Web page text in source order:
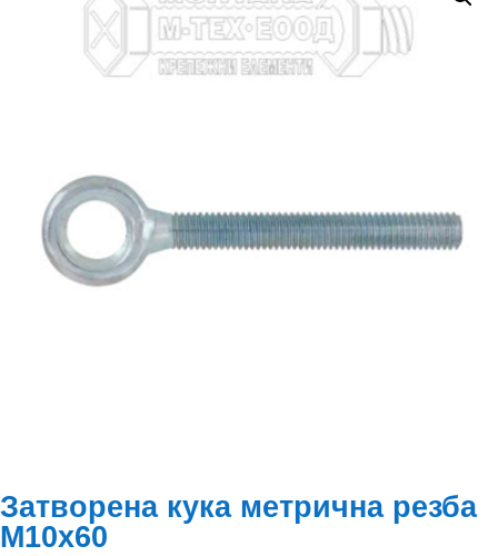
Затворена кука метрична резба
М10х60